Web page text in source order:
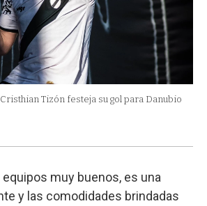
Tizón festeja su gol para Danubio
equipos muy buenos, es una
y las comodidades brindadas